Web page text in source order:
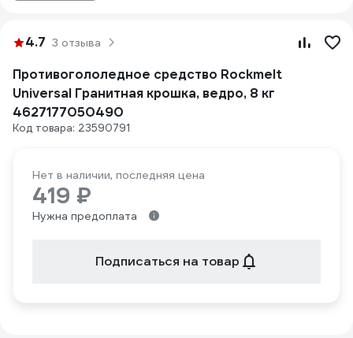
4.7 3 отзыва
Противогололедное средство Rockmelt
Universal Гранитная крошка, ведро, 8 кг
4627177050490
Код товара: 23590791
Нет в наличии, последняя цена
419 ₽
Нужна предоплата
Подписаться на товар